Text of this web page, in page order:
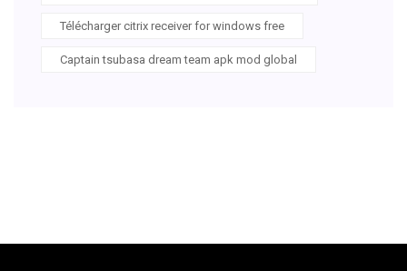
Télécharger citrix receiver for windows free
Captain tsubasa dream team apk mod global